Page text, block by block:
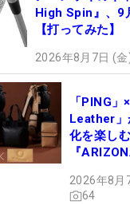
High Spin』、9
【打ってみた】
2026年8月7日 (
「PING」
Leather」
化を楽し
『
ュー
2026年8月
64